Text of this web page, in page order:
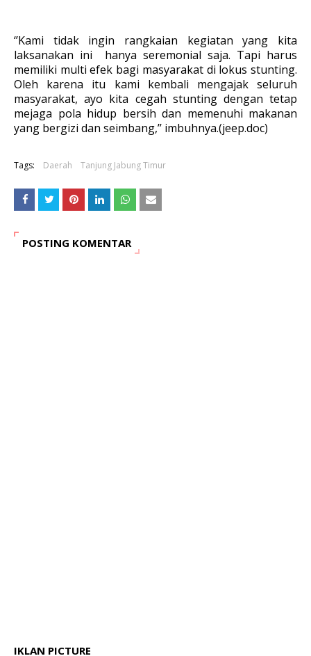
‘’Kami tidak ingin rangkaian kegiatan yang kita
laksanakan ini hanya seremonial saja. Tapi harus
memiliki multi efek bagi masyarakat di lokus stunting.
Oleh karena itu kami kembali mengajak seluruh
masyarakat, ayo kita cegah stunting dengan tetap
mejaga pola hidup bersih dan memenuhi makanan
yang bergizi dan seimbang,’’ imbuhnya.(jeep.doc)
Tags: Daerah Tanjung Jabung Timur
POSTING KOMENTAR
IKLAN PICTURE